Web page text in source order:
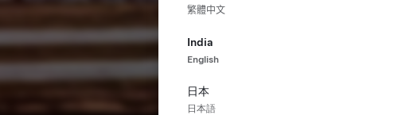
繁體中文
India
English
日本
日本語